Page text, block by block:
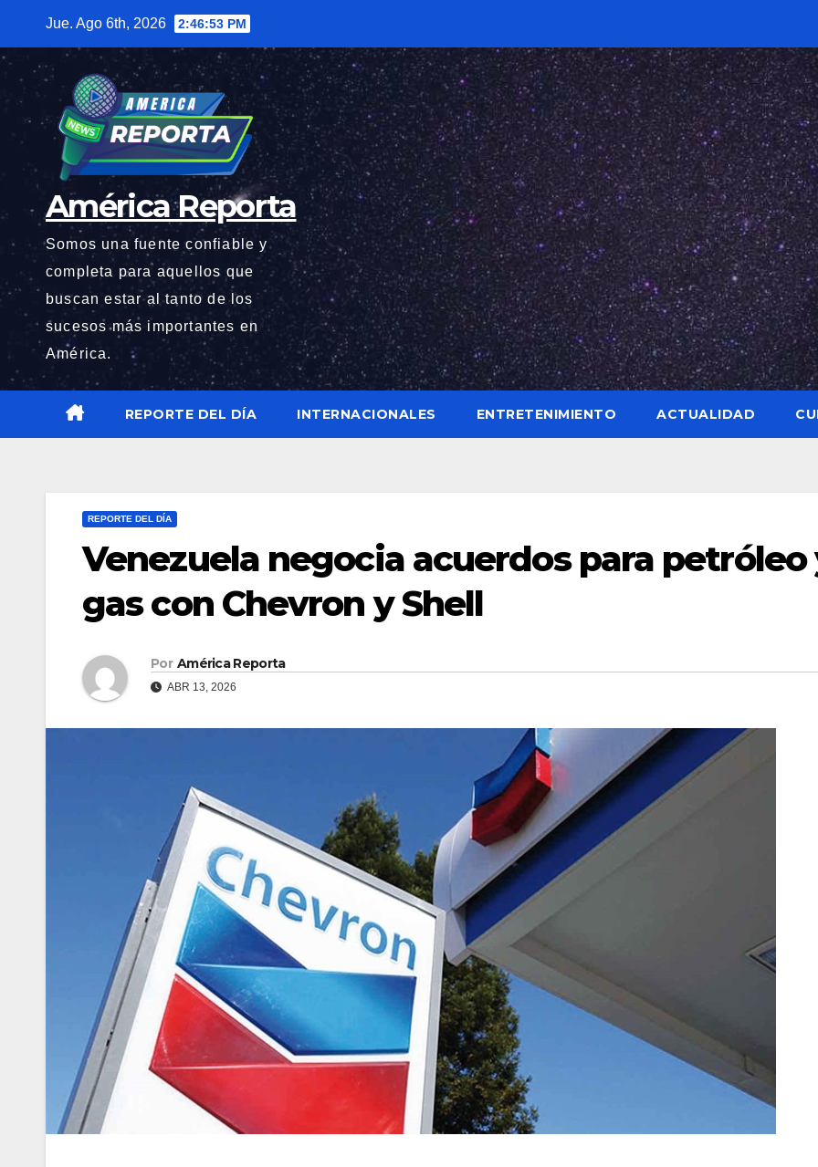
contenido
Jue. Ago 6th, 2026 2:46:55 PM
América Reporta
Somos una fuente confiable y
completa para aquellos que
buscan estar al tanto de los
sucesos más importantes en
América.
REPORTE DEL DÍA INTERNACIONALES ENTRETENIMIENTO ACTUALIDAD
REPORTE DEL DÍA
Venezuela negocia acuerdos para petróleo
gas con Chevron y Shell
Por América Reporta
ABR 13, 2026